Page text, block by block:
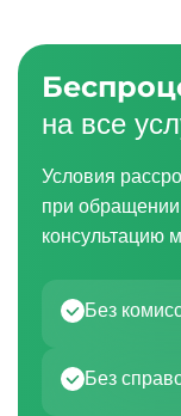
на все
Условия
при
консультацию
Без
Без